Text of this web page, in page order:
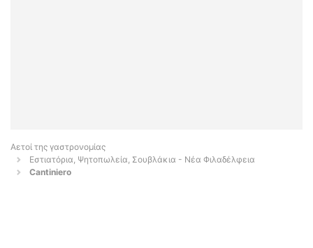
Αετοί της γαστρονομίας
Εστιατόρια, Ψητοπωλεία, Σουβλάκια - Νέα Φιλαδέλφεια
Cantiniero